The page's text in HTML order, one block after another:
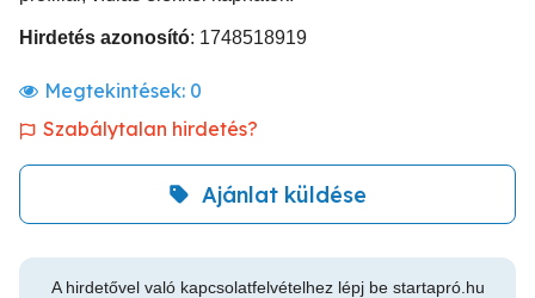
Hirdetés azonosító: 1748518919
Megtekintések: 0
Szabálytalan hirdetés?
Ajánlat küldése
A hirdetővel való kapcsolatfelvételhez lépj be startapró.hu